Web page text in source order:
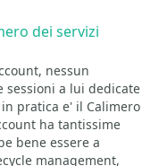
dei servizi
nessun
sessioni a lui dedicate
pratica e' il Calimero
ha tantissime
bene essere a
management,